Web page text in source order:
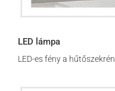
LED lámpa
LED-es fény a